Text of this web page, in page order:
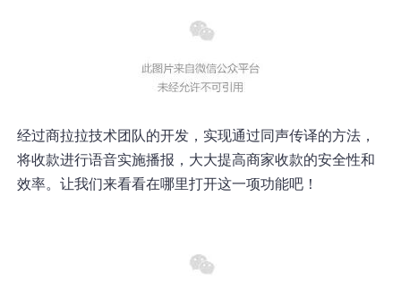
经过商拉拉技术团队的开发，实现通过同声传译的方法，
将收款进行语音实施播报，大大提高商家收款的安全性和
效率。让我们来看看在哪里打开这一项功能吧！